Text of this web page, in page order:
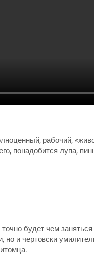
рабочий,
понадобится лупа,
будет чем
и чертовски